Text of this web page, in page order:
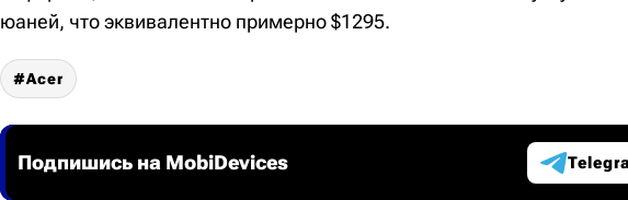
юаней, что эквивалентно примерно $1295.
Acer
Подпишись на MobiDevices